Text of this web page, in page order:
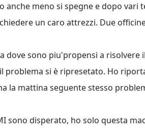
anche meno si spegne e dopo
un caro attrezzi. Due
dove sono piu'propensi a
problema si è ripresetato. Ho
la mattina seguente stesso
sono disperato, ho solo questa